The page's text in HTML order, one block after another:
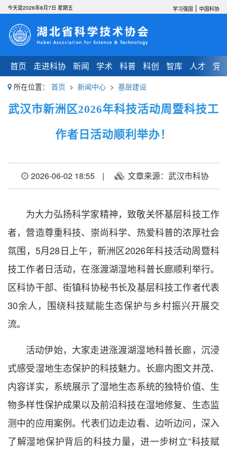
首页 走进科协 新闻 学术 科普 科创 智库 人才 党
今天是2026年8月7日 星期五 学习强国 | 中国科协
所在位置： 首页 > 新闻中心 > 基层建设
武汉市新洲区2026年科技活动周暨科技工
作者日活动顺利举办！
2026-06-02 18:55 | 文章来源：武汉市科协
为大力弘扬科学家精神，致敬关怀基层科技工作
者，营造尊重科技、崇尚科学、热爱科普的浓厚社会
氛围，5月28日上午，新洲区2026年科技活动周暨科
技工作者日活动，在涨渡湖湿地科普长廊顺利举行。
区科协干部、街镇科协秘书长及基层科技工作者代表
30余人，围绕科技赋能生态保护与乡村振兴开展交
流。
活动伊始，大家走进涨渡湖湿地科普长廊，沉浸
式感受湿地生态保护的科技魅力。长廊内图文并茂、
内容详实，系统展示了湿地生态系统的独特价值、生
物多样性保护成果以及前沿科技在湿地修复、生态监
测中的应用案例。代表们边走边看、边听边问，深入
了解湿地保护背后的科技力量，进一步树立“科技赋